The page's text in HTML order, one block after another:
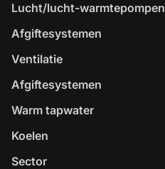
Lucht/lucht-warmtepompen
Afgiftesystemen
Ventilatie
Afgiftesystemen
Warm tapwater
Koelen
Sector